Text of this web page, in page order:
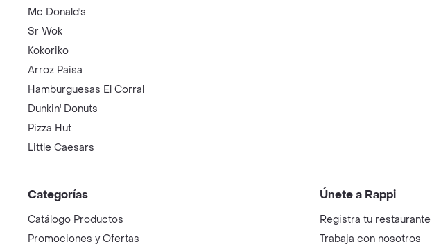
Mc Donald's
Sr Wok
Kokoriko
Arroz Paisa
Hamburguesas El Corral
Dunkin' Donuts
Pizza Hut
Little Caesars
Categorías
Catálogo Productos
Promociones y Ofertas
Únete a Rappi
Registra tu restaurante
Trabaja con nosotros